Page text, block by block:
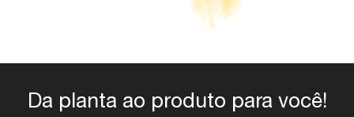
Da planta ao produto para você!